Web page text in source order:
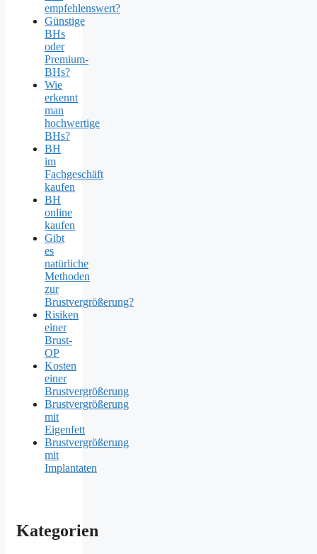
empfehlenswert?
Günstige
BHs
oder
Premium-
BHs?
Wie
erkennt
man
hochwertige
BHs?
BH
im
Fachgeschäft
kaufen
BH
online
kaufen
Gibt
es
natürliche
Methoden
zur
Brustvergrößerung?
Risiken
einer
Brust-
OP
Kosten
einer
Brustvergrößerung
Brustvergrößerung
mit
Eigenfett
Brustvergrößerung
mit
Implantaten
Kategorien